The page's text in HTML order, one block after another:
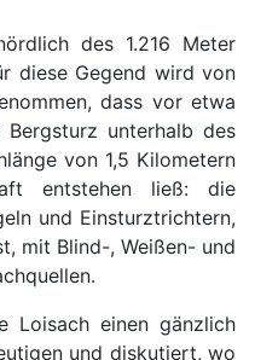
des 1.216 Meter
diese Gegend wird von
dass vor etwa
unterhalb des
von 1,5 Kilometern
entstehen ließ: die
und Einsturztrichtern,
mit Blind-, Weißen- und
Loisach einen gänzlich
und diskutiert, wo